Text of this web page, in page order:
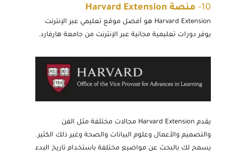
10- منصة Harvard Extension
Harvard Extension هو أفضل موقع تعليمي عبر الإنترنت
يوفر دورات تعليمية مجانية عبر الإنترنت من جامعة هارفارد.
يقدم Harvard Extension مجالات مختلفة مثل الفن
والتصميم والأعمال وعلوم البيانات والصحة وغير ذلك الكثير.
يسمح لك بالبحث عن مواضيع مختلفة باستخدام تاريخ البدء